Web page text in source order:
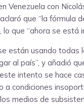
Venezuela con
que “la fórmula
lo que “ahora se está
están usando todas
al país”, y añadió
intento se hace
a condiciones
medios de